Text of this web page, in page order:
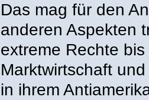
Das mag für den
anderen Aspekten
extreme Rechte
Marktwirtschaft
in ihrem